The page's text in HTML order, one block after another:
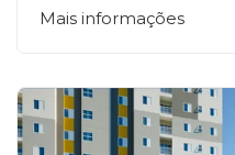
Mais informações